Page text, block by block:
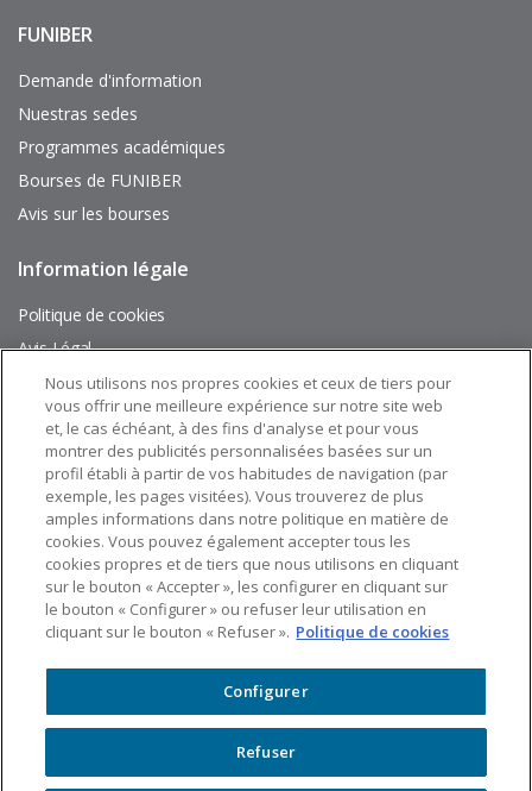
Enlaces
interés
FUNIBER
Demande d'information
Nuestras sedes
Programmes académiques
Bourses de FUNIBER
Avis sur les bourses
Pie
página
Information légale
Politique de cookies
Avis Légal
Plan du site
Suivez nous sur:
Nous utilisons nos propres cookies et ceux de tiers pour
vous offrir une meilleure expérience sur notre site web
et, le cas échéant, à des fins d'analyse et pour vous
montrer des publicités personnalisées basées sur un
profil établi à partir de vos habitudes de navigation (par
exemple, les pages visitées). Vous trouverez de plus
amples informations dans notre politique en matière de
cookies. Vous pouvez également accepter tous les
cookies propres et de tiers que nous utilisons en cliquant
sur le bouton « Accepter », les configurer en cliquant sur
le bouton « Configurer » ou refuser leur utilisation en
cliquant sur le bouton « Refuser ». Politique de cookies
Configurer
Refuser